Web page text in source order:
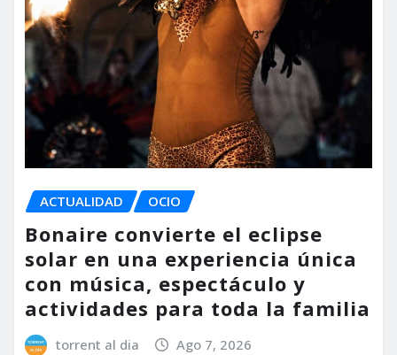
ACTUALIDAD OCIO
Bonaire convierte el eclipse
solar en una experiencia única
con música, espectáculo y
actividades para toda la familia
torrent al dia Ago 7, 2026